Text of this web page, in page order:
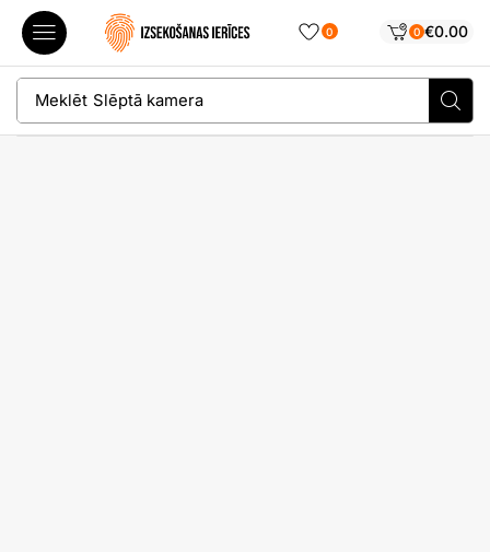
0 0 €0.00
Meklēt Slēptā kamera